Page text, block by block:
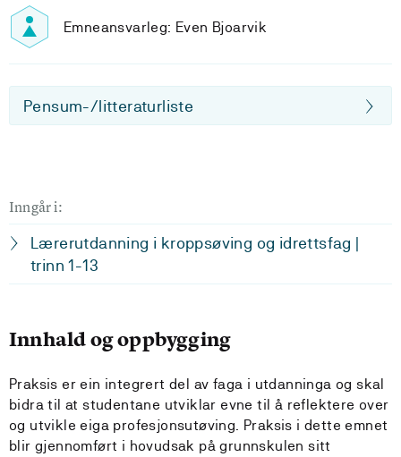
Emneansvarleg: Even Bjoarvik
Pensum-/litteraturliste
Inngår i:
Lærerutdanning i kroppsøving og idrettsfag |
trinn 1-13
Innhald og oppbygging
Praksis er ein integrert del av faga i utdanninga og skal
bidra til at studentane utviklar evne til å reflektere over
og utvikle eiga profesjonsutøving. Praksis i dette emnet
blir gjennomført i hovudsak på grunnskulen sitt